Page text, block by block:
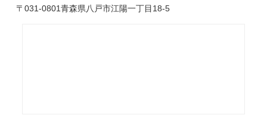
〒031-0801青森県八戸市江陽一丁目18-5